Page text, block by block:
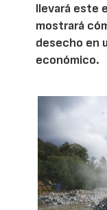
llevará este
mostrará
desecho en
económico.